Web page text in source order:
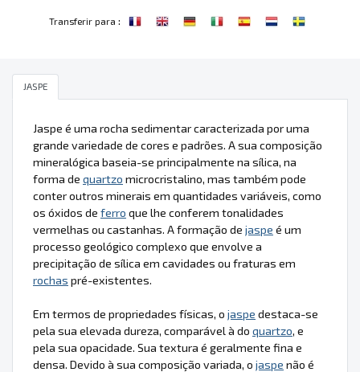
Transferir para :
JASPE
Jaspe é uma rocha sedimentar caracterizada por uma
grande variedade de cores e padrões. A sua composição
mineralógica baseia-se principalmente na sílica, na
forma de quartzo microcristalino, mas também pode
conter outros minerais em quantidades variáveis, como
os óxidos de ferro que lhe conferem tonalidades
vermelhas ou castanhas. A formação de jaspe é um
processo geológico complexo que envolve a
precipitação de sílica em cavidades ou fraturas em
rochas pré-existentes.
Em termos de propriedades físicas, o jaspe destaca-se
pela sua elevada dureza, comparável à do quartzo, e
pela sua opacidade. Sua textura é geralmente fina e
densa. Devido à sua composição variada, o jaspe não é